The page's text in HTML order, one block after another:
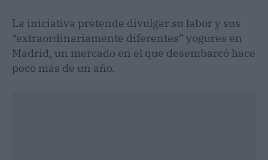
La iniciativa pretende divulgar su labor y sus
“extraordinariamente diferentes” yogures en
Madrid, un mercado en el que desembarcó hace
poco más de un año.